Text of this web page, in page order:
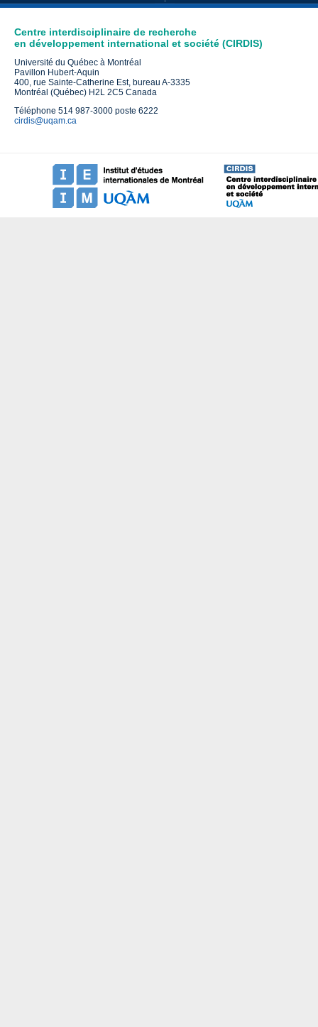
Centre interdisciplinaire de recherche
en développement international et société (CIRDIS)
Université du Québec à Montréal
Pavillon Hubert-Aquin
400, rue Sainte-Catherine Est, bureau A-3335
Montréal (Québec) H2L 2C5 Canada
Téléphone 514 987-3000 poste 6222
cirdis@uqam.ca